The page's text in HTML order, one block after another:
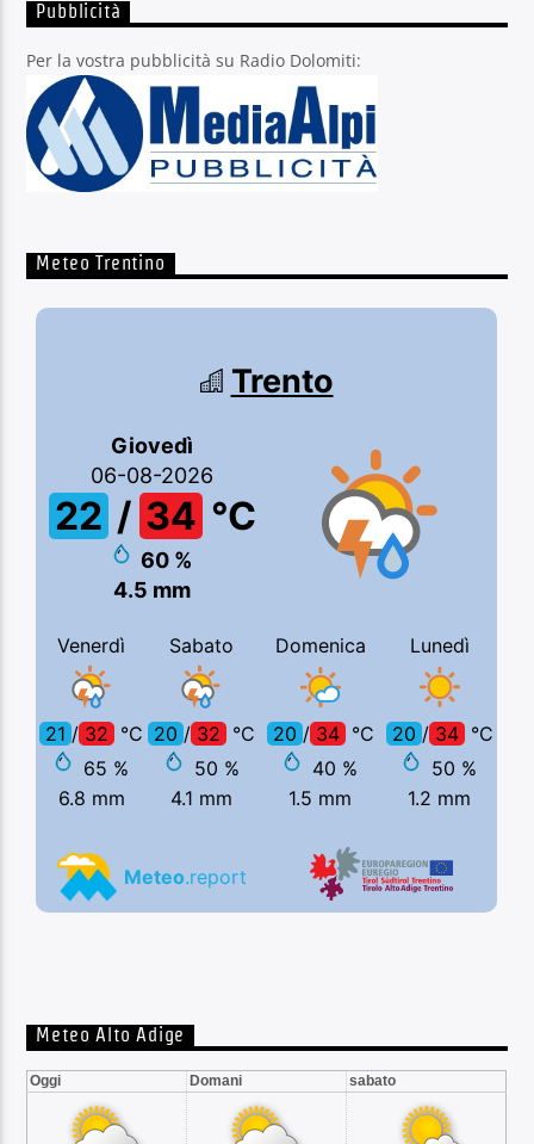
Pubblicità
Per la vostra pubblicità su Radio Dolomiti:
Meteo Trentino
Meteo Alto Adige
Oggi Domani sabato